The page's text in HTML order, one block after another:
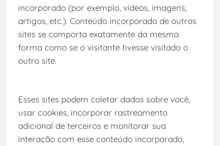
incorporado (por exemplo, vídeos, imagens,
artigos, etc.). Conteúdo incorporado de outros
sites se comporta exatamente da mesma
forma como se o visitante tivesse visitado o
outro site.
Esses sites podem coletar dados sobre você,
usar cookies, incorporar rastreamento
adicional de terceiros e monitorar sua
interação com esse conteúdo incorporado,